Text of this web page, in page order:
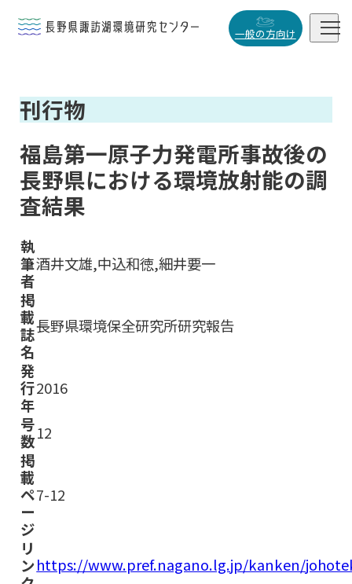
小 中 大


研究活動

データベース

一般の方向け 
刊行物
福島第一原子力発電所事故後の
長野県における環境放射能の調
査結果
執
筆
者
酒井文雄,中込和徳,細井要一
掲
載
誌
名
長野県環境保全研究所研究報告
発
行
年
2016
号
数12
掲
載
ペ
ー
ジ
7-12
リ
ンhttps://www.pref.nagano.lg.jp/kanken/